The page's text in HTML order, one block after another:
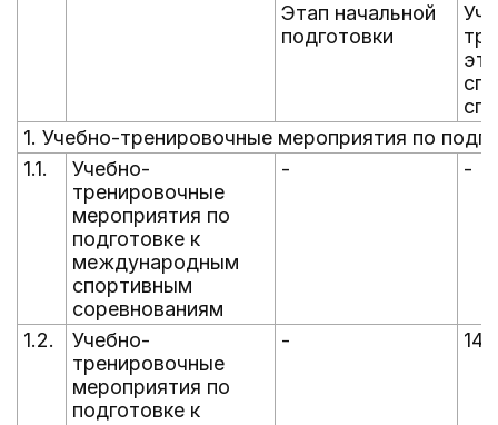
Этап начальной
подготовки
1. Учебно-тренировочные мероприятия по
1.1.
Учебно-
тренировочные
мероприятия по
подготовке к
международным
спортивным
соревнованиям
- -
1.2.
Учебно-
тренировочные
мероприятия по
подготовке к
- 14